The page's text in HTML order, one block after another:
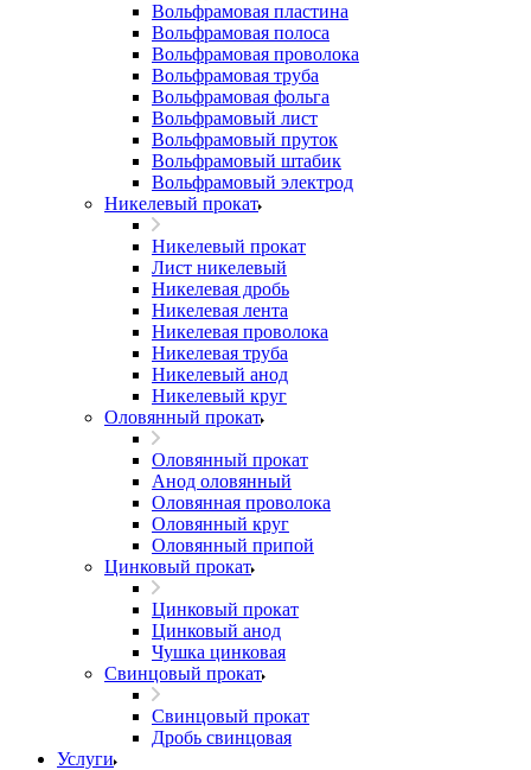
Вольфрамовая пластина
Вольфрамовая полоса
Вольфрамовая проволока
Вольфрамовая труба
Вольфрамовая фольга
Вольфрамовый лист
Вольфрамовый пруток
Вольфрамовый штабик
Вольфрамовый электрод
Никелевый прокат
Никелевый прокат
Лист никелевый
Никелевая дробь
Никелевая лента
Никелевая проволока
Никелевая труба
Никелевый анод
Никелевый круг
Оловянный прокат
Оловянный прокат
Анод оловянный
Оловянная проволока
Оловянный круг
Оловянный припой
Цинковый прокат
Цинковый прокат
Цинковый анод
Чушка цинковая
Свинцовый прокат
Свинцовый прокат
Дробь свинцовая
Услуги